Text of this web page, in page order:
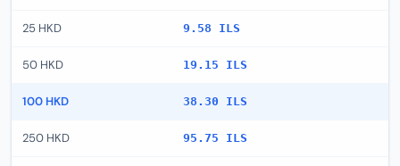
25 HKD 9.58 ILS
50 HKD 19.15 ILS
100 HKD 38.30 ILS
250 HKD 95.75 ILS